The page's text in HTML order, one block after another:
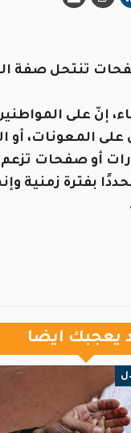
تنتحل صفة
إنّ على
المعونات، أو
أو صفحات تزعم
بفترة زمنية
يعجبك ايضا